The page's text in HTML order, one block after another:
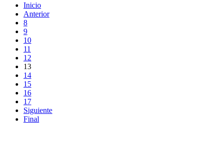
Inicio
Anterior
8
9
10
11
12
13
14
15
16
17
Siguiente
Final